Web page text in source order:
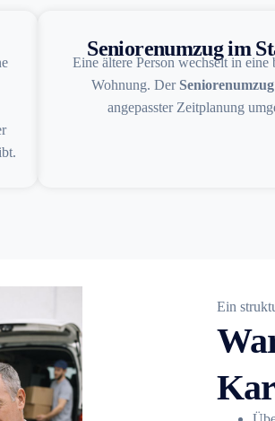
Seniorenumzug im
Eine ältere Person wechselt in eine
Wohnung. Der Seniorenumzug
angepasster Zeitplanung
Ein